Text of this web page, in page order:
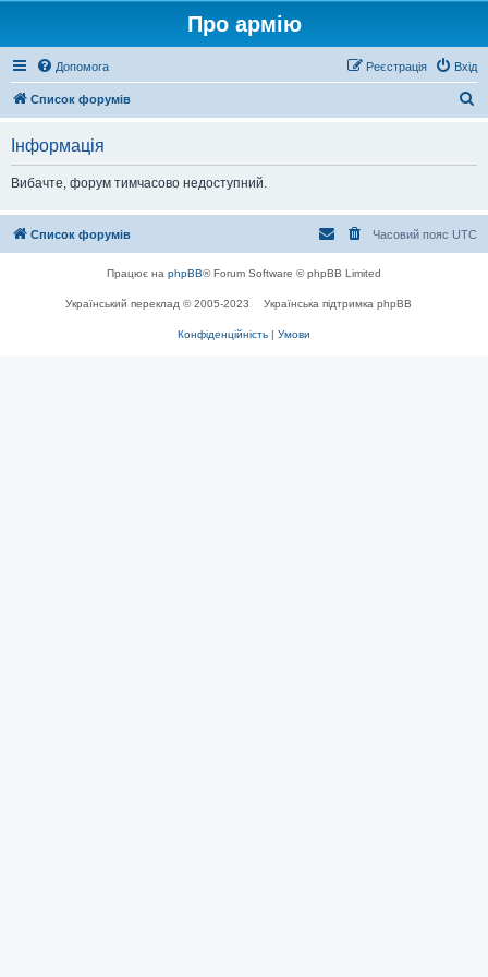
Про армію
Допомога Вхід
Реєстрація
Список форумів
Інформація
Вибачте, форум тимчасово недоступний.
Список форумів Часовий пояс UTC
Працює на phpBB® Forum Software © phpBB Limited
Український переклад © 2005-2023 Українська підтримка phpBB
Конфіденційність | Умови